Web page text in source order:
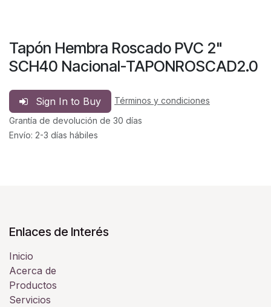
Tapón Hembra Roscado PVC 2"
SCH40 Nacional-TAPONROSCAD2.0
Sign In to Buy
Términos y condiciones
Grantía de devolución de 30 días
Envío: 2-3 días hábiles
Enlaces de Interés
Inicio
Acerca de
Productos
Servicios